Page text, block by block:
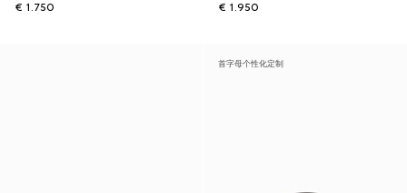
€ 1.750
€ 1.950
首字母个性化定制